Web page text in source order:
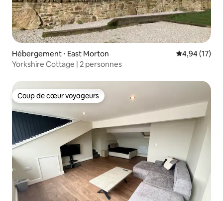
Hébergement ⋅ East Morton Évaluation
4,94 (17)
Yorkshire Cottage | 2 personnes
Coup de cœur voyageurs
Coup de cœur voyageurs